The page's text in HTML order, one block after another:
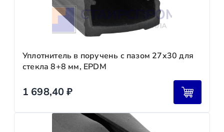
Уплотнитель в поручень с пазом 27х30 для
стекла 8+8 мм, EPDM
1 698,40₽